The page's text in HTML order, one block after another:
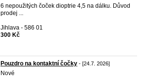
6 nepoužitých čoček dioptrie 4,5 na dálku. Důvod
prodej ...
Jihlava - 586 01
300 Kč
Pouzdro na kontaktní čočky - [24.7. 2026]
Nové